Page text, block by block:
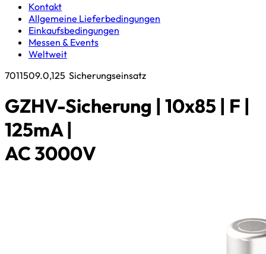
Kontakt
Allgemeine Lieferbedingungen
Einkaufsbedingungen
Messen & Events
Weltweit
7011509.0,125 Sicherungseinsatz
GZHV-Sicherung | 10x85 | F |
125mA |
AC 3000V